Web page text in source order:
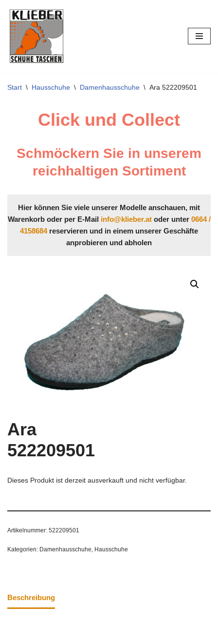
Zum
Inhalt
springen
Start \ Hausschuhe \ Damenhausschuhe \ Ara 522209501
Click und Collect
Schmöckern Sie in unserem
reichhaltigen Sortiment
Hier können Sie viele unserer Modelle anschauen, mit
Warenkorb oder per E-Mail info@klieber.atoder unter 0664 /
4158684reservieren und in einem unserer Geschäfte
anprobieren und abholen
Ara
522209501
Dieses Produkt ist derzeit ausverkauft und nicht verfügbar.
Artikelnummer: 522209501
Kategorien: Damenhausschuhe Hausschuhe
Beschreibung